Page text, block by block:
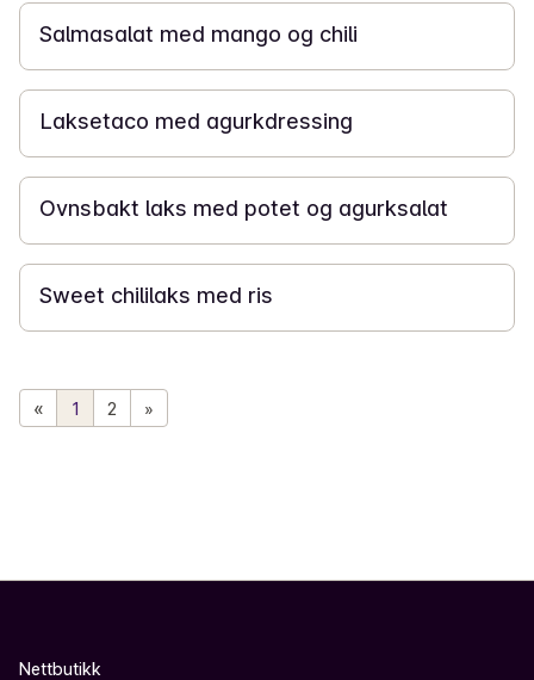
Salmasalat med mango og chili
25 min
Laksetaco med agurkdressing
25 min
Ovnsbakt laks med potet og agurksalat
20 min
Sweet chililaks med ris
« 1 2 »
Nettbutikk